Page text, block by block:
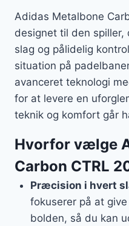
Adidas Metalbone
designet til den
slag og pålidelig
situation på
avanceret teknologi
for at levere en
teknik og komfort går
Hvorfor vælge
Carbon CTRL
Præcision i hvert
fokuserer på at
bolden, så du kan